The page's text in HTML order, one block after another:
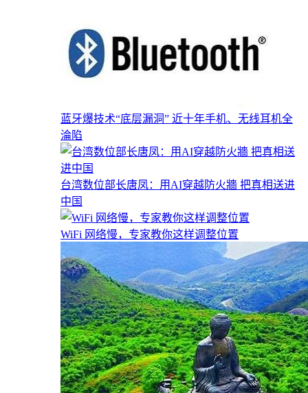
蓝牙爆技术“底层漏洞” 近十年手机、无线耳机全
淪陷
台湾数位部长唐凤：用AI穿越防火牆 把真相送进
中国
WiFi 网络慢，专家教你这样调整位置